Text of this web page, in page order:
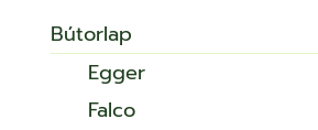
Bútorlap
Egger
Falco